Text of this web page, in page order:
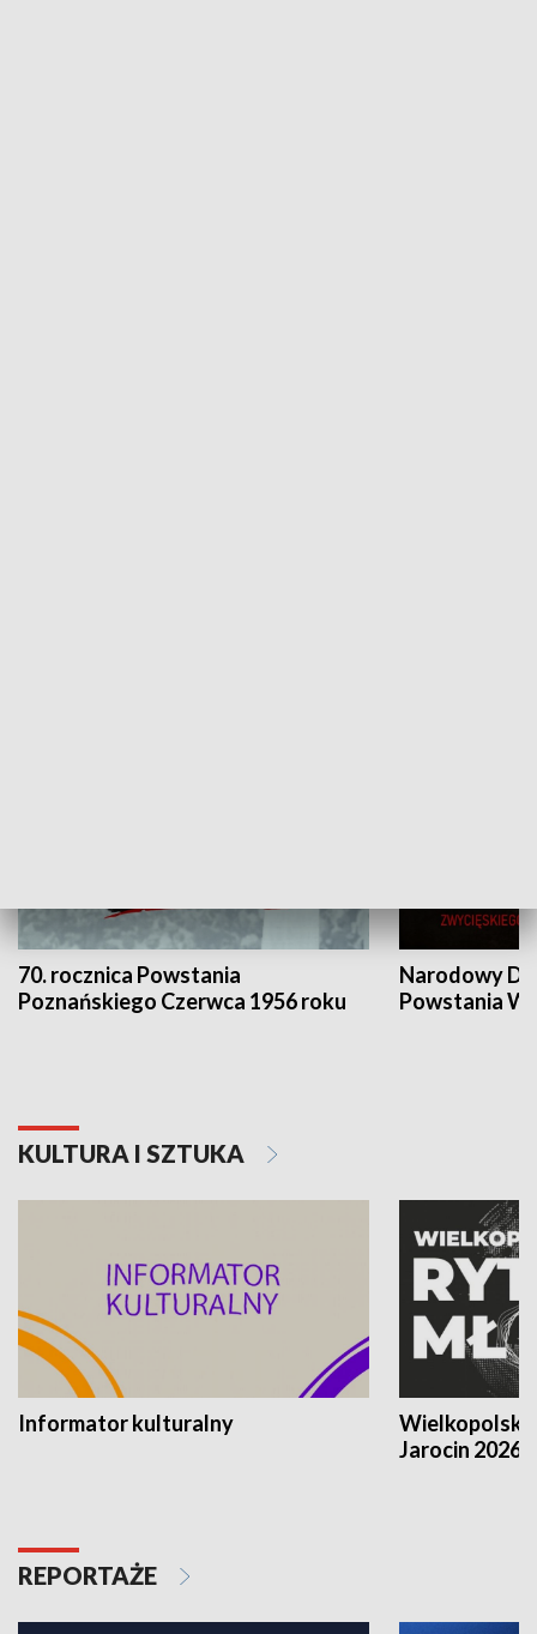
70. rocznica Powstania
Poznańskiego Czerwca 1956 roku
Narodowy
Powstania
KULTURA I SZTUKA
Informator kulturalny
Jarocin 2026
REPORTAŻE